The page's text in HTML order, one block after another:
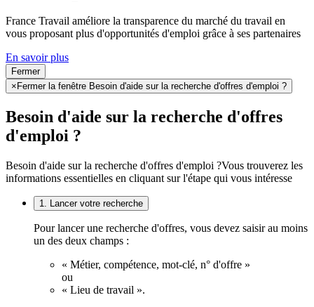
France Travail améliore la transparence du marché du travail en
vous proposant plus d'opportunités d'emploi grâce à ses partenaires
En savoir plus
Fermer
× Fermer la fenêtre Besoin d'aide sur la recherche d'offres d'emploi ?
Besoin d'aide sur la recherche d'offres
d'emploi ?
Besoin d'aide sur la recherche d'offres d'emploi ?Vous trouverez les
informations essentielles en cliquant sur l'étape qui vous intéresse
1. Lancer votre recherche
Pour lancer une recherche d'offres, vous devez saisir au moins
un des deux champs :
« Métier, compétence, mot-clé, n° d'offre »
ou
« Lieu de travail ».